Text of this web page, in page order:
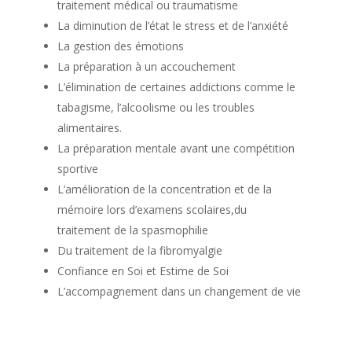
traitement médical ou traumatisme
La diminution de l’état le stress et de l’anxiété
La gestion des émotions
La préparation à un accouchement
L’élimination de certaines addictions comme le
tabagisme, l’alcoolisme ou les troubles
alimentaires.
La préparation mentale avant une compétition
sportive
L’amélioration de la concentration et de la
mémoire lors d’examens scolaires,du
traitement de la spasmophilie
Du traitement de la fibromyalgie
Confiance en Soi et Estime de Soi
L’accompagnement dans un changement de vie